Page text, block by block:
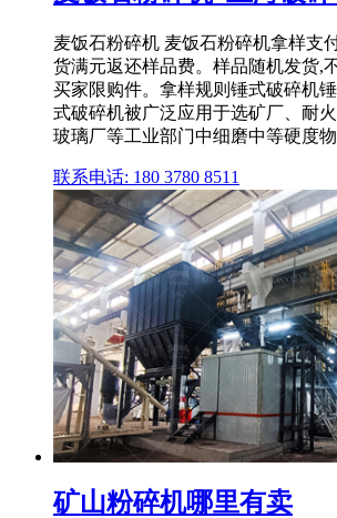
麦饭石粉碎机 麦饭石粉碎机拿样支
货满元返还样品费。样品随机发货,
买家限购件。拿样规则锤式破碎机
式破碎机被广泛应用于选矿厂、耐火
玻璃厂等工业部门中细磨中等硬度物
联系电话: 180 3780 8511
矿山粉碎机哪里有卖